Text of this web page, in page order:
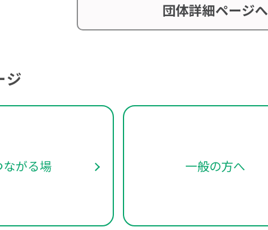
団体詳細ページへ
ジ
ながる場 一般の方へ